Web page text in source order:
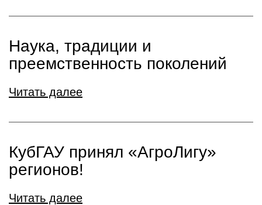
Наука, традиции и
преемственность поколений
Читать далее
КубГАУ принял «АгроЛигу»
регионов!
Читать далее